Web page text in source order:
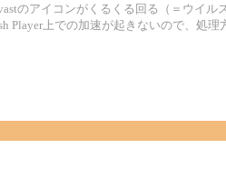
のアイコンがくるくる回る（＝ウイル
上での加速が起きないので、処理